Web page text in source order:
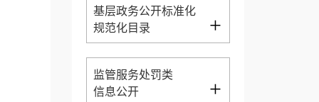
基层政务公开标准化
规范化目录
+
监管服务处罚类
信息公开
+